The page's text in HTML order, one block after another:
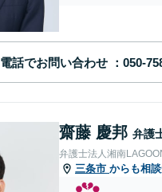
電話でお問い合わせ
齋藤 慶邦 弁護
弁護士法人湘南
三条市 からも相